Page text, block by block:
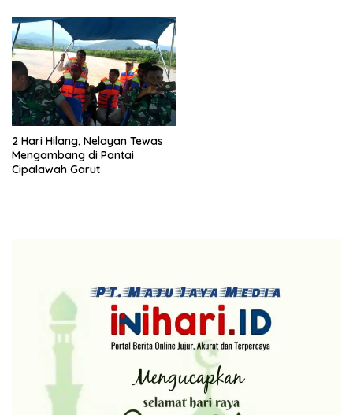
2 Hari Hilang, Nelayan Tewas
Mengambang di Pantai
Cipalawah Garut